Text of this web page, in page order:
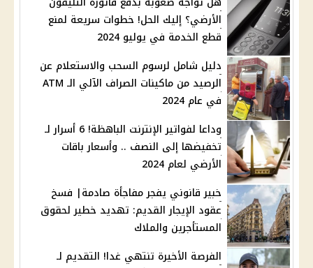
الأرضي؟ إليك الحل! خطوات سريعة لمنع
قطع الخدمة في يوليو 2024
دليل شامل لرسوم السحب والاستعلام عن
الرصيد من ماكينات الصراف الآلي الـ ATM
في عام 2024
وداعا لفواتير الإنترنت الباهظة! 6 أسرار لـ
تخفيضها إلى النصف .. وأسعار باقات
الأرضي لعام 2024
خبير قانوني يفجر مفاجأة صادمة| فسخ
عقود الإيجار القديم: تهديد خطير لحقوق
المستأجرين والملاك
الفرصة الأخيرة تنتهي غدا! التقديم لـ